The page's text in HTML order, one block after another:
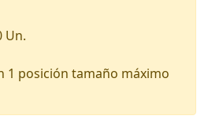
Un.
1 posición tamaño máximo